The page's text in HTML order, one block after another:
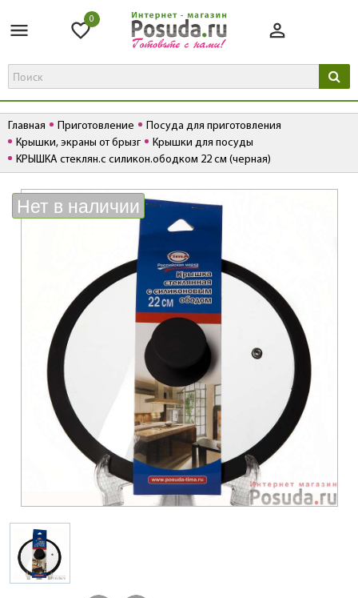
0
Главная Приготовление
Посуда для приготовления
Крышки, экраны от брызг
Крышки для посуды
КРЫШКА стеклян.с силикон.ободком 22 см (черная)
Нет в наличии